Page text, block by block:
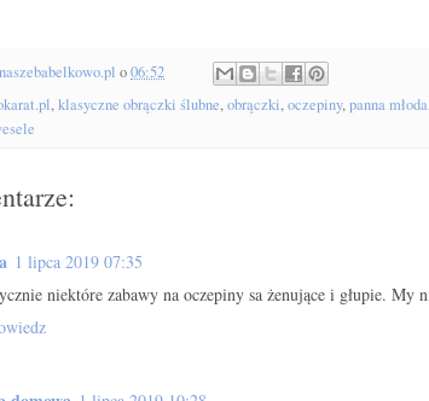
o06:52
,klasyczne obrączki ślubne,obrączki,oczepiny,panna młoda
1 lipca 2019 07:35
niektóre zabawy na oczepiny sa żenujące i głupie.